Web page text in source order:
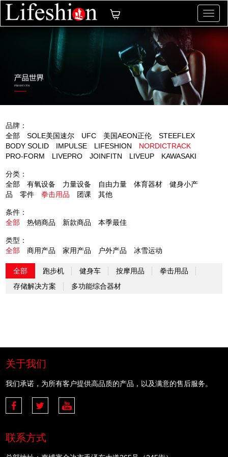
切
换
导
品牌：
全部
SOLE美国速尔 UFC 美国AEON正伦
STEEFLEX
BODY SOLID
IMPULSE LIFESHION
NORDICTRACK
PRO-FORM
LIVEPRO JOINFITN LIVEUP KAWASAKI
分类：
全部
有氧设备 力量设备 自由力量 体育器材
健身小产
品
零件 拳击用品 团课 其他
条件：
全部
热销商品 新款商品 本季最佳
类型：
全部
商用产品 家用产品 户外产品 冰雪运动
全部 跑步机 健身车 按摩用品
拳击用品
存储解决方案
多功能综合器材
关于我们
我们承诺，为所有客户提供高品质的产品，以及满意的售后服务。
联系方式